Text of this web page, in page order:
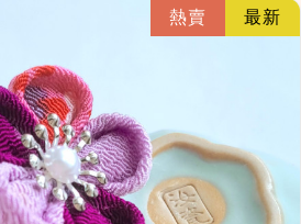
熱賣 最新
link